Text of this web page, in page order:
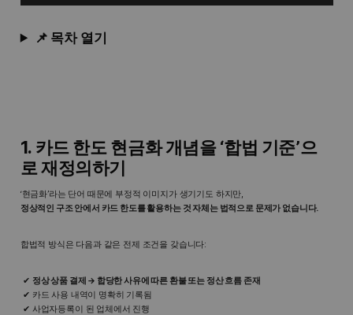
📌 목차 열기
1. 카드 한도 현금화 개념을 ‘합법 기준’으
로 재정의하기
‘현금화’라는 단어 때문에 부정적 이미지가 생기기도 하지만,
정상적인 구조 안에서 카드 한도를 활용하는 것 자체는 법적으로 문제가 없습니다.
합법적 방식은 다음과 같은 전제 조건을 갖습니다:
정상 상품 결제 → 합당한 사유에 따른 환불 또는 정산 흐름 존재
카드 사용 내역이 명확히 기록됨
사업자등록이 된 업체에서 진행